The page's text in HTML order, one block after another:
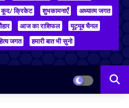
कूद/ क्रिकेट शुभकामनाएँ
अध्यात्म जगत
आज का राशिफल
यूट्यूब चैनल
जगत हमारी बात भी सुनो